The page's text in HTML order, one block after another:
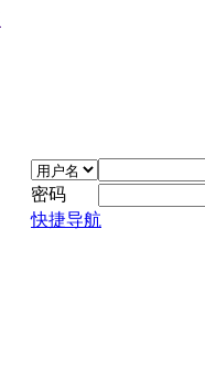
密码
快捷导航